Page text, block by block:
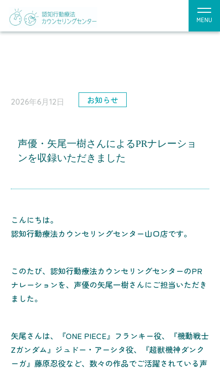
MENU
2026年6月12日 お知らせ
声優・矢尾一樹さんによるPRナレーショ
ンを収録いただきました
こんにちは。
認知行動療法カウンセリングセンター山口店です。
このたび、認知行動療法カウンセリングセンターのPR
ナレーションを、声優の矢尾一樹さんにご担当いただき
ました。
矢尾さんは、『ONE PIECE』フランキー役、『機動戦士
Ζガンダム』ジュドー・アーシタ役、『超獣機神ダンク
ーガ』藤原忍役など、数々の作品でご活躍されている声